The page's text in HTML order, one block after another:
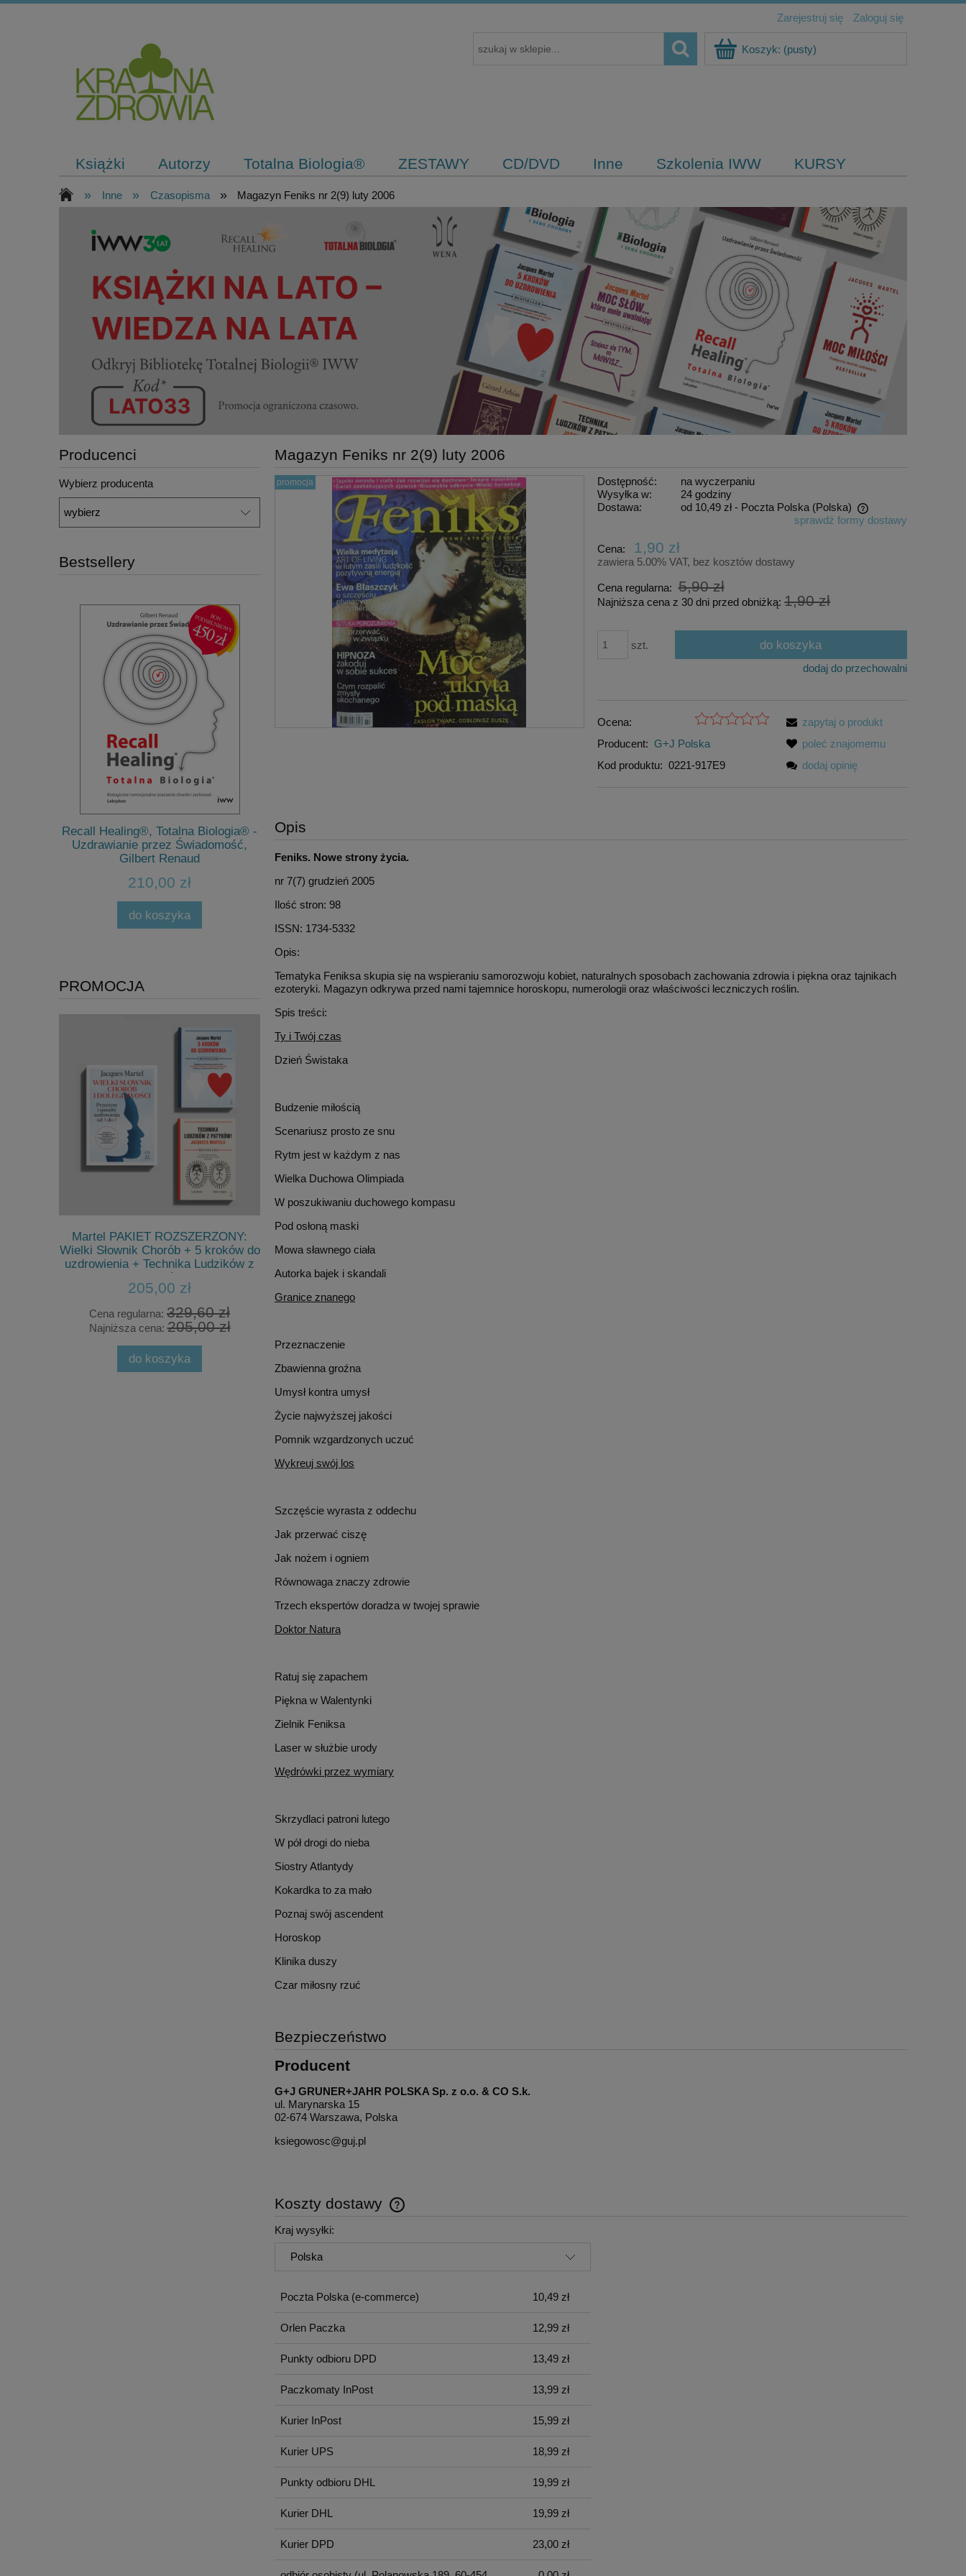
Zarejestruj się Zaloguj się
Koszyk: (pusty)
Książki Autorzy Totalna Biologia® ZESTAWY CD/DVD Inne Szkolenia IWW KURSY
» Inne » Czasopisma » Magazyn Feniks nr 2(9) luty 2006
Producenci
Wybierz producenta
Bestsellery
Recall Healing®, Totalna Biologia® -
Uzdrawianie przez Świadomość,
Gilbert Renaud
210,00 zł
do koszyka
Terapeutyczny elementarz: Technika
Ludzików z Patyków! + Moc Słów
69,00 zł
Cena regularna: 114,80 zł
Najniższa cena:
do koszyka
PROMOCJA
Martel PAKIET ROZSZERZONY:
Wielki Słownik Chorób + 5 kroków do
uzdrowienia + Technika Ludzików z
Patyków
205,00 zł
Cena regularna: 329,60 zł
Najniższa cena:205,00 zł
do koszyka
Magazyn Wegetariański Świat nr 10-
11(131) październik-listopad 2012
Magazyn Feniks nr 2(9) luty 2006
promocja Dostępność:
na wyczerpaniu
Wysyłka w:
24 godziny
Dostawa:
od 10,49 zł - Poczta Polska (Polska)
Cena nie zawiera ewentualnych kosztów
płatności
sprawdź formy dostawy
Cena: 1,90 zł
zawiera 5.00% VAT, bez kosztów dostawy
Cena regularna: 5,90 zł
Najniższa cena z 30 dni przed obniżką:1,90 zł
szt. do koszyka
dodaj do przechowalni
Ocena:
Producent: G+J Polska
Kod produktu: 0221-917E9
zapytaj o produkt
poleć znajomemu
dodaj opinię
Opis
Feniks. Nowe strony życia.
nr 7(7) grudzień 2005
Ilość stron: 98
ISSN: 1734-5332
Opis:
Tematyka Feniksa skupia się na wspieraniu samorozwoju kobiet, naturalnych sposobach zachowania zdrowia i piękna oraz tajnikach
ezoteryki. Magazyn odkrywa przed nami tajemnice horoskopu, numerologii oraz właściwości leczniczych roślin.
Spis treści:
Ty i Twój czas
Dzień Świstaka
Budzenie miłością
Scenariusz prosto ze snu
Rytm jest w każdym z nas
Wielka Duchowa Olimpiada
W poszukiwaniu duchowego kompasu
Pod osłoną maski
Mowa sławnego ciała
Autorka bajek i skandali
Granice znanego
Przeznaczenie
Zbawienna groźna
Umysł kontra umysł
Życie najwyższej jakości
Pomnik wzgardzonych uczuć
Wykreuj swój los
Szczęście wyrasta z oddechu
Jak przerwać ciszę
Jak nożem i ogniem
Równowaga znaczy zdrowie
Trzech ekspertów doradza w twojej sprawie
Doktor Natura
Ratuj się zapachem
Piękna w Walentynki
Zielnik Feniksa
Laser w służbie urody
Wędrówki przez wymiary
Skrzydlaci patroni lutego
W pół drogi do nieba
Siostry Atlantydy
Kokardka to za mało
Poznaj swój ascendent
Horoskop
Klinika duszy
Czar miłosny rzuć
Bezpieczeństwo
Producent
G+J GRUNER+JAHR POLSKA Sp. z o.o. & CO S.k.
ul. Marynarska 15
02-674 Warszawa, Polska
ksiegowosc@guj.pl
Koszty dostawy
Kraj wysyłki:
Poczta Polska(e-commerce) 10,49 zł
Orlen Paczka 12,99 zł
Punkty odbioru DPD 13,49 zł
Paczkomaty InPost 13,99 zł
Kurier InPost 15,99 zł
Kurier UPS 18,99 zł
Punkty odbioru DHL 19,99 zł
Kurier DHL 19,99 zł
Kurier DPD 23,00 zł